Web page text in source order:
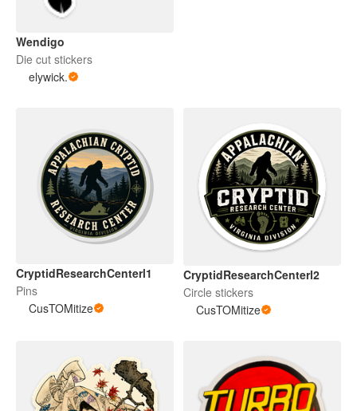
Wendigo
Die cut stickers
elywick.
CryptidResearchCenterl1
Pins
CusTOMitize
CryptidResearchCenterl2
Circle stickers
CusTOMitize